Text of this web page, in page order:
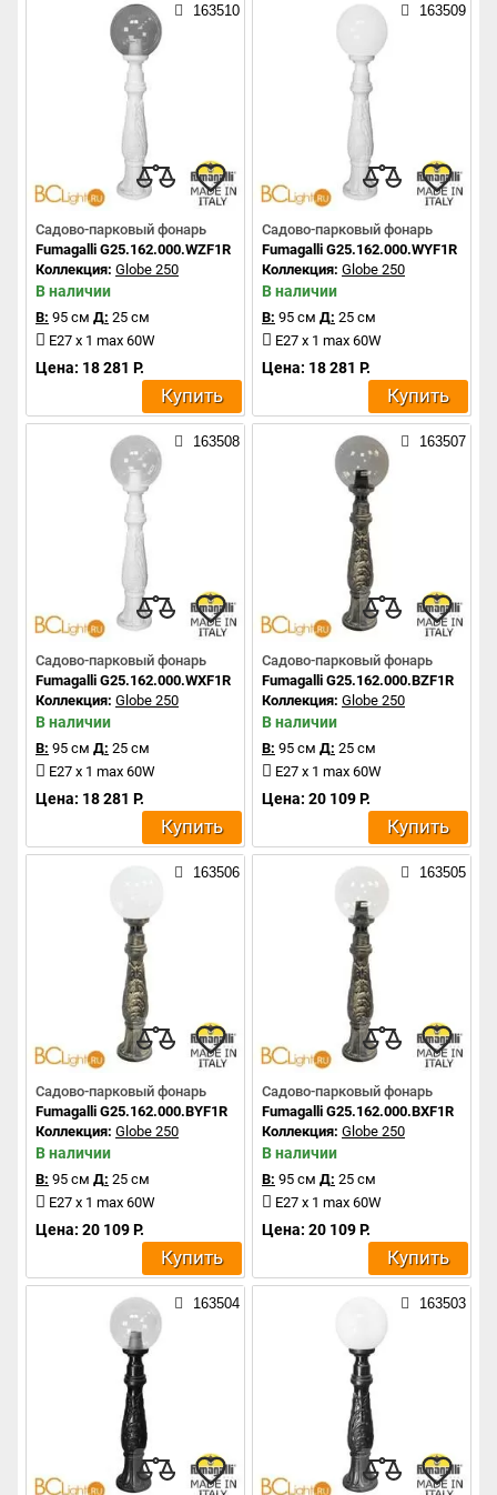
163510
Садово-парковый фонарь
Fumagalli G25.162.000.WZF1R
Коллекция: Globe 250
В наличии
В: 95 см Д: 25 см
E27 x 1 max 60W
Цена: 18 281 Р.
Купить
163509
Садово-парковый фонарь
Fumagalli G25.162.000.WYF1R
Коллекция: Globe 250
В наличии
В: 95 см Д: 25 см
E27 x 1 max 60W
Цена: 18 281 Р.
Купить
163508
Садово-парковый фонарь
Fumagalli G25.162.000.WXF1R
Коллекция: Globe 250
В наличии
В: 95 см Д: 25 см
E27 x 1 max 60W
Цена: 18 281 Р.
Купить
163507
Садово-парковый фонарь
Fumagalli G25.162.000.BZF1R
Коллекция: Globe 250
В наличии
В: 95 см Д: 25 см
E27 x 1 max 60W
Цена: 20 109 Р.
Купить
163506
Садово-парковый фонарь
Fumagalli G25.162.000.BYF1R
Коллекция: Globe 250
В наличии
В: 95 см Д: 25 см
E27 x 1 max 60W
Цена: 20 109 Р.
Купить
163505
Садово-парковый фонарь
Fumagalli G25.162.000.BXF1R
Коллекция: Globe 250
В наличии
В: 95 см Д: 25 см
E27 x 1 max 60W
Цена: 20 109 Р.
Купить
163504 163503